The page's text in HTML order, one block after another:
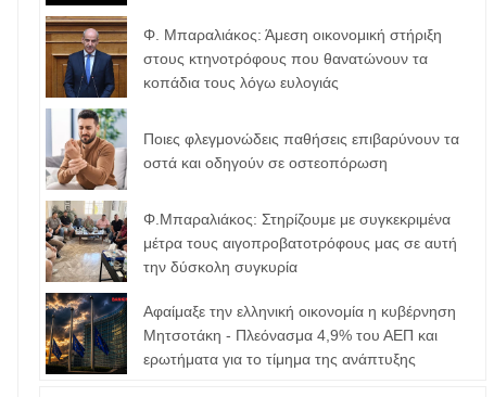
Φ. Μπαραλιάκος: Άμεση οικονομική στήριξη
στους κτηνοτρόφους που θανατώνουν τα
κοπάδια τους λόγω ευλογιάς
Ποιες φλεγμονώδεις παθήσεις επιβαρύνουν τα
οστά και οδηγούν σε οστεοπόρωση
Φ.Μπαραλιάκος: Στηρίζουμε με συγκεκριμένα
μέτρα τους αιγοπροβατοτρόφoυς μας σε αυτή
την δύσκολη συγκυρία
Αφαίμαξε την ελληνική οικονομία η κυβέρνηση
Μητσοτάκη - Πλεόνασμα 4,9% του ΑΕΠ και
ερωτήματα για το τίμημα της ανάπτυξης